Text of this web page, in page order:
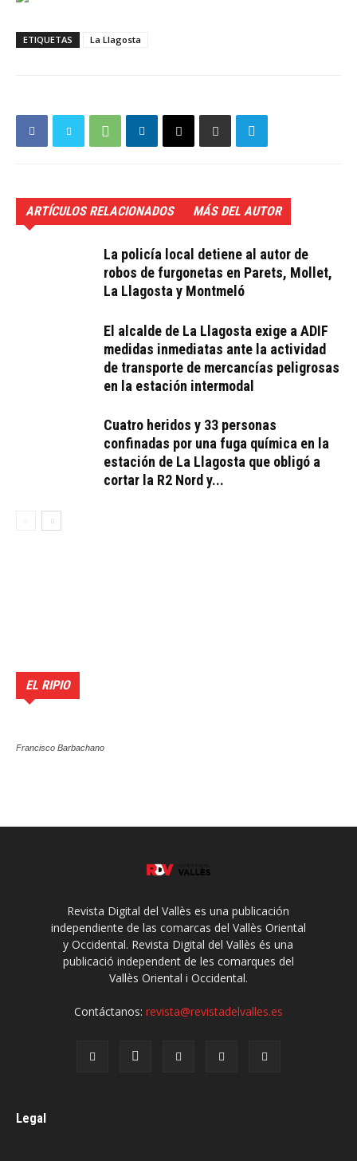
ETIQUETAS La Llagosta
ARTÍCULOS RELACIONADOS MÁS DEL AUTOR
La policía local detiene al autor de
robos de furgonetas en Parets, Mollet,
La Llagosta y Montmeló
El alcalde de La Llagosta exige a ADIF
medidas inmediatas ante la actividad
de transporte de mercancías peligrosas
en la estación intermodal
Cuatro heridos y 33 personas
confinadas por una fuga química en la
estación de La Llagosta que obligó a
cortar la R2 Nord y...
EL RIPIO
Francisco Barbachano
Revista Digital del Vallès es una publicación
independiente de las comarcas del Vallès Oriental
y Occidental. Revista Digital del Vallès és una
publicació independent de les comarques del
Vallès Oriental i Occidental.
Contáctanos: revista@revistadelvalles.es
Legal